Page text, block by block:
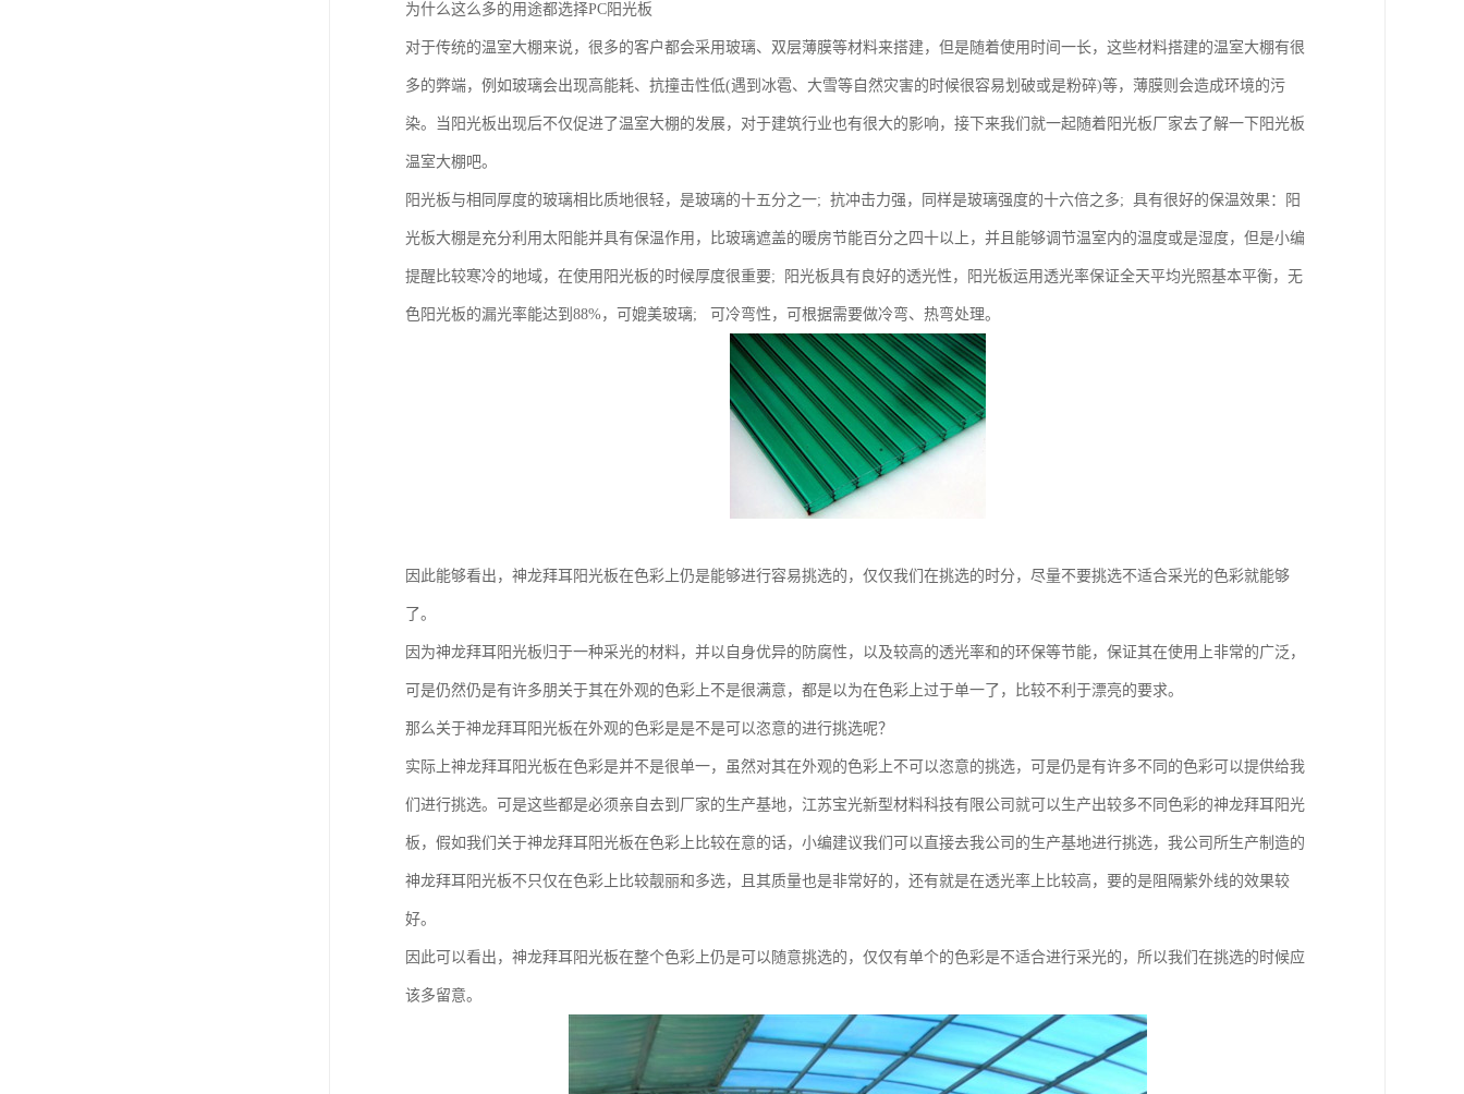
为什么这么多的用途都选择PC阳光板
对于传统的温室大棚来说，很多的客户都会采用玻璃、双层薄膜等材料来搭建，但是随着使用时间一长，这些材料搭建的温室大棚有很
多的弊端，例如玻璃会出现高能耗、抗撞击性低(遇到冰雹、大雪等自然灾害的时候很容易划破或是粉碎)等，薄膜则会造成环境的污
染。当阳光板出现后不仅促进了温室大棚的发展，对于建筑行业也有很大的影响，接下来我们就一起随着阳光板厂家去了解一下阳光板
温室大棚吧。
阳光板与相同厚度的玻璃相比质地很轻，是玻璃的十五分之一; 抗冲击力强，同样是玻璃强度的十六倍之多; 具有很好的保温效果：阳
光板大棚是充分利用太阳能并具有保温作用，比玻璃遮盖的暖房节能百分之四十以上，并且能够调节温室内的温度或是湿度，但是小编
提醒比较寒冷的地域，在使用阳光板的时候厚度很重要; 阳光板具有良好的透光性，阳光板运用透光率保证全天平均光照基本平衡，无
色阳光板的漏光率能达到88%，可媲美玻璃; 可冷弯性，可根据需要做冷弯、热弯处理。
因此能够看出，神龙拜耳阳光板在色彩上仍是能够进行容易挑选的，仅仅我们在挑选的时分，尽量不要挑选不适合采光的色彩就能够
了。
因为神龙拜耳阳光板归于一种采光的材料，并以自身优异的防腐性，以及较高的透光率和的环保等节能，保证其在使用上非常的广泛，
可是仍然仍是有许多朋关于其在外观的色彩上不是很满意，都是以为在色彩上过于单一了，比较不利于漂亮的要求。
那么关于神龙拜耳阳光板在外观的色彩是是不是可以恣意的进行挑选呢？
实际上神龙拜耳阳光板在色彩是并不是很单一，虽然对其在外观的色彩上不可以恣意的挑选，可是仍是有许多不同的色彩可以提供给我
们进行挑选。可是这些都是必须亲自去到厂家的生产基地，江苏宝光新型材料科技有限公司就可以生产出较多不同色彩的神龙拜耳阳光
板，假如我们关于神龙拜耳阳光板在色彩上比较在意的话，小编建议我们可以直接去我公司的生产基地进行挑选，我公司所生产制造的
神龙拜耳阳光板不只仅在色彩上比较靓丽和多选，且其质量也是非常好的，还有就是在透光率上比较高，要的是阻隔紫外线的效果较
好。
因此可以看出，神龙拜耳阳光板在整个色彩上仍是可以随意挑选的，仅仅有单个的色彩是不适合进行采光的，所以我们在挑选的时候应
该多留意。